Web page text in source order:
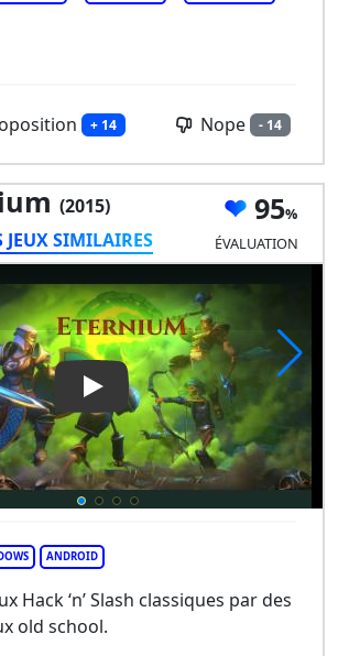
+ 14 Nope - 14
(2015)
JEUX SIMILAIRES
95
ÉVALUATION
Play Video: Eternium
ANDROID
Hack ‘n’ Slash classiques par des
old school.